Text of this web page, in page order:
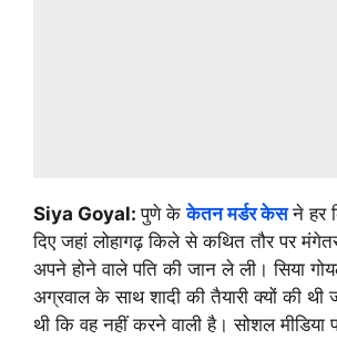
Siya Goyal:पुणे केकेतन मर्डर केसने हर
दिए जहां लोहागढ़ किले से कथित तौर पर
अपने होने वाले पति की जान ले ली। सिया
अग्रवाल के साथ शादी की तैयारी क्यों की थी
थी कि वह नहीं करने वाली है। सोशल मीडिया